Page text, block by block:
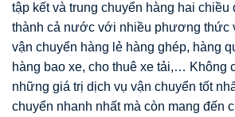
tập kết và trung chuyển hàng hai chiều
thành cả nước với nhiều phương thức
vận chuyển hàng lẻ hàng ghép, hàng
hàng bao xe, cho thuê xe tải,… Không
những giá trị dịch vụ vận chuyển tốt
chuyển nhanh nhất mà còn mang đến